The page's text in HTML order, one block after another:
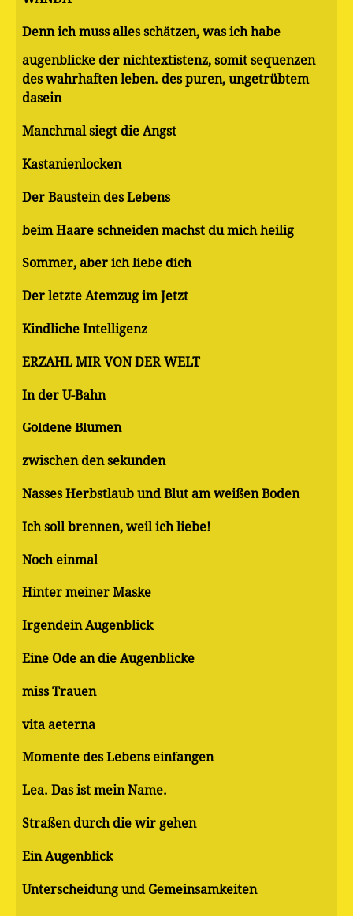
Denn ich muss alles schätzen, was ich habe
augenblicke der nichtextistenz, somit sequenzen
des wahrhaften leben. des puren, ungetrübtem
dasein
Manchmal siegt die Angst
Kastanienlocken
Der Baustein des Lebens
beim Haare schneiden machst du mich heilig
Sommer, aber ich liebe dich
Der letzte Atemzug im Jetzt
Kindliche Intelligenz
ERZÄHL MIR VON DER WELT
In der U-Bahn
Goldene Blumen
zwischen den sekunden
Nasses Herbstlaub und Blut am weißen Boden
Ich soll brennen, weil ich liebe!
Noch einmal
Hinter meiner Maske
Irgendein Augenblick
Eine Ode an die Augenblicke
miss Trauen
vita aeterna
Momente des Lebens einfangen
Lea. Das ist mein Name.
Straßen durch die wir gehen
Ein Augenblick
Unterscheidung und Gemeinsamkeiten